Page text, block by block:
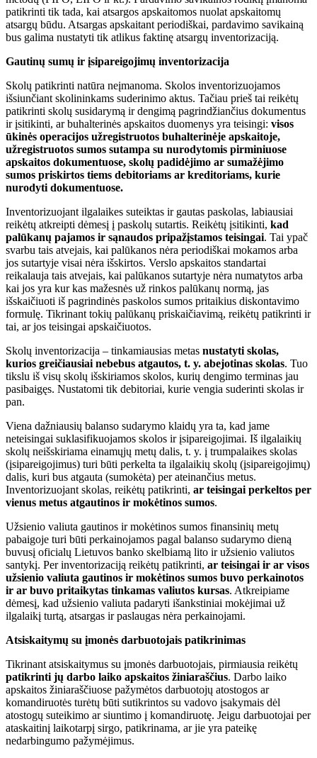
patikrinti tik tada, kai atsargos apskaitomos nuolat apskaitomų
atsargų būdu. Atsargas apskaitant periodiškai, pardavimo savikainą
bus galima nustatyti tik atlikus faktinę atsargų inventorizaciją.
Gautinų sumų ir įsipareigojimų inventorizacija
Skolų patikrinti natūra neįmanoma. Skolos inventorizuojamos
išsiunčiant skolininkams suderinimo aktus. Tačiau prieš tai reikėtų
patikrinti skolų susidarymą ir dengimą pagrindžiančius dokumentus
ir įsitikinti, ar buhalterinės apskaitos duomenys yra teisingi: visos
ūkinės operacijos užregistruotos buhalterinėje apskaitoje,
užregistruotos sumos sutampa su nurodytomis pirminiuose
apskaitos dokumentuose, skolų padidėjimo ar sumažėjimo
sumos priskirtos tiems debitoriams ar kreditoriams, kurie
nurodyti dokumentuose.
Inventorizuojant ilgalaikes suteiktas ir gautas paskolas, labiausiai
reikėtų atkreipti dėmesį į paskolų sutartis. Reikėtų įsitikinti, kad
palūkanų pajamos ir sąnaudos pripažįstamos teisingai. Tai ypač
svarbu tais atvejais, kai palūkanos nėra periodiškai mokamos arba
jos sutartyje visai nėra išskirtos. Verslo apskaitos standartai
reikalauja tais atvejais, kai palūkanos sutartyje nėra numatytos arba
kai jos yra kur kas mažesnės už rinkos palūkanų normą, jas
išskaičiuoti iš pagrindinės paskolos sumos pritaikius diskontavimo
formulę. Tikrinant tokių palūkanų priskaičiavimą, reikėtų patikrinti ir
tai, ar jos teisingai apskaičiuotos.
Skolų inventorizacija – tinkamiausias metas nustatyti skolas,
kurios greičiausiai nebebus atgautos, t. y. abejotinas skolas. Tuo
tikslu iš visų skolų išskiriamos skolos, kurių dengimo terminas jau
pasibaigęs. Nustatomi tik debitoriai, kurie vengia suderinti skolas ir
pan.
Viena dažniausių balanso sudarymo klaidų yra ta, kad jame
neteisingai suklasifikuojamos skolos ir įsipareigojimai. Iš ilgalaikių
skolų neišskiriama einamųjų metų dalis, t. y. į trumpalaikes skolas
(įsipareigojimus) turi būti perkelta ta ilgalaikių skolų (įsipareigojimų)
dalis, kuri bus atgauta (sumokėta) per ateinančius metus.
Inventorizuojant skolas, reikėtų patikrinti, ar teisingai perkeltos per
vienus metus atgautinos ir mokėtinos sumos.
Užsienio valiuta gautinos ir mokėtinos sumos finansinių metų
pabaigoje turi būti perkainojamos pagal balanso sudarymo dieną
buvusį oficialų Lietuvos banko skelbiamą lito ir užsienio valiutos
santykį. Per inventorizaciją reikėtų patikrinti, ar teisingai ir ar visos
užsienio valiuta gautinos ir mokėtinos sumos buvo perkainotos
ir ar buvo pritaikytas tinkamas valiutos kursas. Atkreipiame
dėmesį, kad užsienio valiuta padaryti išankstiniai mokėjimai už
ilgalaikį turtą, atsargas ir paslaugas nėra perkainojami.
Atsiskaitymų su įmonės darbuotojais patikrinimas
Tikrinant atsiskaitymus su įmonės darbuotojais, pirmiausia reikėtų
patikrinti jų darbo laiko apskaitos žiniaraščius. Darbo laiko
apskaitos žiniaraščiuose pažymėtos darbuotojų atostogos ar
komandiruotės turėtų būti sutikrintos su vadovo įsakymais dėl
atostogų suteikimo ar siuntimo į komandiruotę. Jeigu darbuotojai per
ataskaitinį laikotarpį sirgo, patikrinama, ar jie yra pateikę
nedarbingumo pažymėjimus.